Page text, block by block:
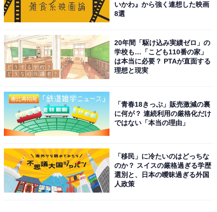
いかわ』から強く連想した映画
8選
20年間「駆け込み実績ゼロ」の
学校も…「こども110番の家」
は本当に必要？ PTAが直面する
理想と現実
「青春18きっぷ」販売激減の裏
に何が？ 連続利用の厳格化だけ
ではない「本当の理由」
「移民」に冷たいのはどっちな
のか？ スイスの厳格過ぎる学歴
選別と、日本の曖昧過ぎる外国
人政策